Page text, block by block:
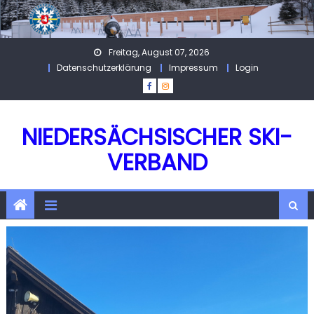
Skip
to
Freitag, August 07, 2026
Datenschutzerklärung
Impressum Login
NIEDERSÄCHSISCHER SKI-
VERBAND